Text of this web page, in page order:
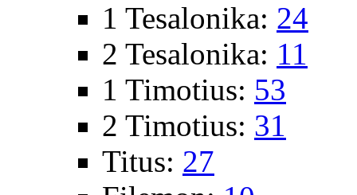
1 Tesalonika: 24
2 Tesalonika: 11
1 Timotius: 53
2 Timotius: 31
Titus: 27